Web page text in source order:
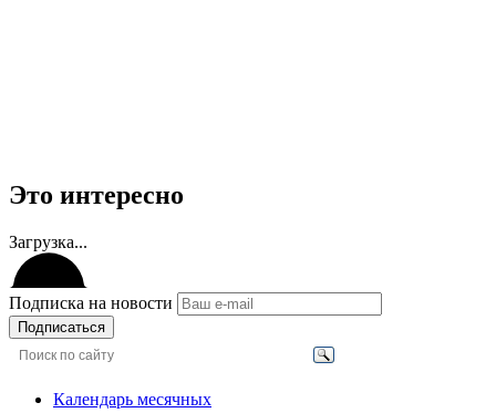
Это интересно
Загрузка...
Подписка на новости
Подписаться
Календарь месячных